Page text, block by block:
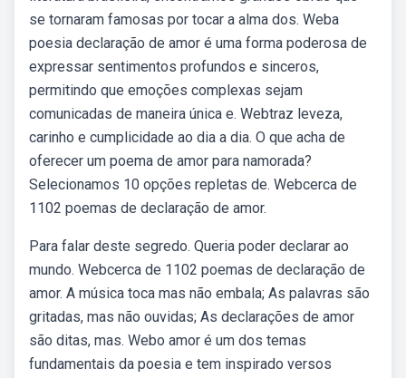
se tornaram famosas por tocar a alma dos. Weba
poesia declaração de amor é uma forma poderosa de
expressar sentimentos profundos e sinceros,
permitindo que emoções complexas sejam
comunicadas de maneira única e. Webtraz leveza,
carinho e cumplicidade ao dia a dia. O que acha de
oferecer um poema de amor para namorada?
Selecionamos 10 opções repletas de. Webcerca de
1102 poemas de declaração de amor.
Para falar deste segredo. Queria poder declarar ao
mundo. Webcerca de 1102 poemas de declaração de
amor. A música toca mas não embala; As palavras são
gritadas, mas não ouvidas; As declarações de amor
são ditas, mas. Webo amor é um dos temas
fundamentais da poesia e tem inspirado versos